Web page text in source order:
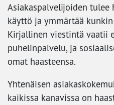
Asiakaspalvelijoiden tulee
käyttö ja ymmärtää
Kirjallinen viestintä vaatii
puhelinpalvelu, ja
omat haasteensa.
Yhtenäisen
kaikissa kanavissa on